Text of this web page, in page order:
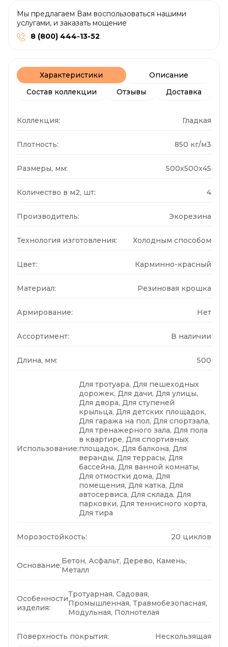
Мы предлагаем Вам воспользоваться нашими
услугами, и заказать мощение
8 (800) 444-13-52
Характеристики
Описание
Состав коллекции
Отзывы Доставка
Коллекция: Гладкая
Плотность: 850 кг/м3
Размеры, мм: 500x500x45
Количество в м2, шт: 4
Производитель: Экорезина
Технология изготовления: Холодным способом
Цвет: Карминно-красный
Материал: Резиновая крошка
Армирование: Нет
Ассортимент: В наличии
Длина, мм: 500
Использование:
Для тротуара, Для пешеходных
дорожек, Для дачи, Для улицы,
Для двора, Для ступеней
крыльца, Для детских площадок,
Для гаража на пол, Для спортзала,
Для тренажерного зала, Для пола
в квартире, Для спортивных
площадок, Для балкона, Для
веранды, Для террасы, Для
бассейна, Для ванной комнаты,
Для отмостки дома, Для
помещения, Для катка, Для
автосервиса, Для склада, Для
парковки, Для теннисного корта,
Для тира
Морозостойкость: 20 циклов
Основание:Бетон, Асфальт, Дерево, Камень,
Металл
Особенности
изделия:
Тротуарная, Садовая,
Промышленная, Травмобезопасная,
Модульная, Полнотелая
Поверхность покрытия: Нескользящая